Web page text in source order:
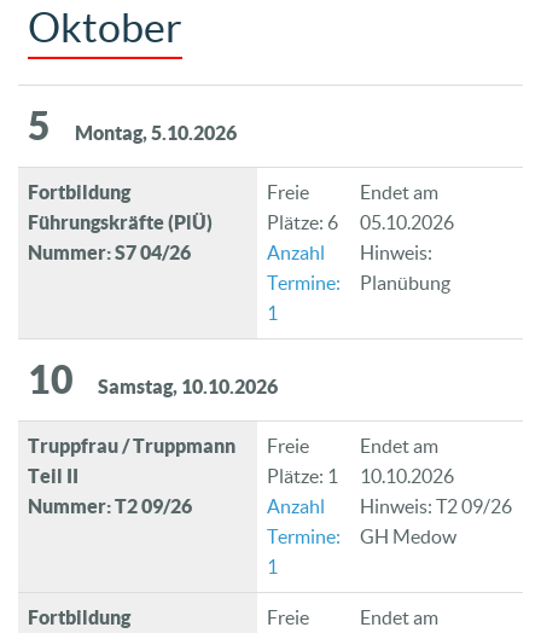
Oktober
5 Montag, 5.10.2026
Fortbildung
Führungskräfte (PlÜ)
Nummer: S7 04/26
Freie
Plätze: 6
Anzahl
Termine:
1
Endet am
05.10.2026
Hinweis:
Planübung
10 Samstag, 10.10.2026
Truppfrau / Truppmann
Teil II
Nummer: T2 09/26
Freie
Plätze: 1
Anzahl
Termine:
1
Endet am
10.10.2026
Hinweis: T2 09/26
GH Medow
Fortbildung
Freie
Endet am